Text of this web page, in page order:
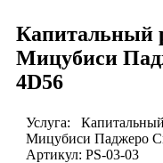
Капитальный
Мицубиси
4D56
Услуга:
Мицубиси Паджеро
Артикул: PS-03-03